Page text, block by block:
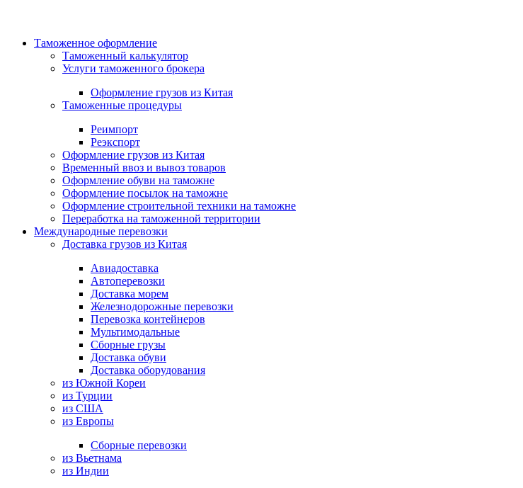
Таможенное оформление
Таможенный калькулятор
Услуги таможенного брокера
Оформление грузов из Китая
Таможенные процедуры
Реимпорт
Реэкспорт
Оформление грузов из Китая
Временный ввоз и вывоз товаров
Оформление обуви на таможне
Оформление посылок на таможне
Оформление строительной техники на таможне
Переработка на таможенной территории
Международные перевозки
Доставка грузов из Китая
Авиадоставка
Автоперевозки
Доставка морем
Железнодорожные перевозки
Перевозка контейнеров
Мультимодальные
Сборные грузы
Доставка обуви
Доставка оборудования
из Южной Кореи
из Турции
из США
из Европы
Сборные перевозки
из Вьетнама
из Индии